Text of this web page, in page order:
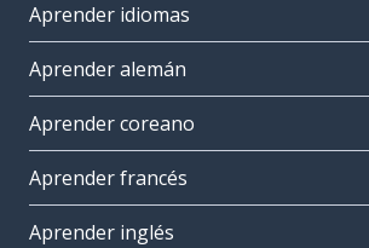
Aprender idiomas
Aprender alemán
Aprender coreano
Aprender francés
Aprender inglés